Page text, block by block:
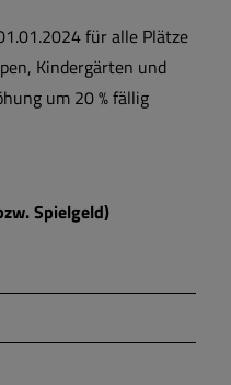
für alle Plätze
Kindergärten und
um 20 % fällig
Spielgeld)